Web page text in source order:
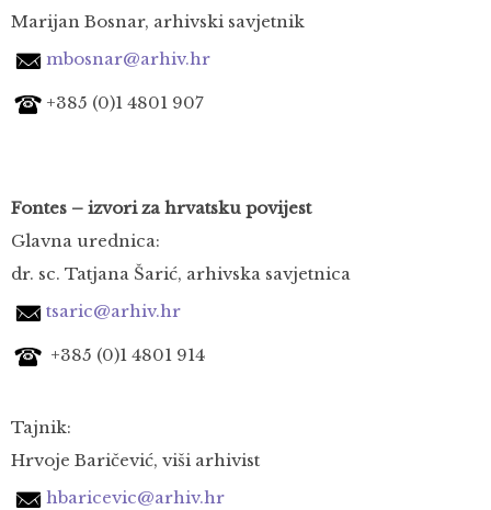
Marijan Bosnar, arhivski savjetnik
mbosnar@arhiv.hr
+385 (0)1 4801 907
Fontes – izvori za hrvatsku povijest
Glavna urednica:
dr. sc. Tatjana Šarić, arhivska savjetnica
tsaric@arhiv.hr
+385 (0)1 4801 914
Tajnik:
Hrvoje Baričević, viši arhivist
hbaricevic@arhiv.hr